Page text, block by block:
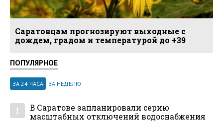
Саратовцам прогнозируют выходные с
дождем, градом и температурой до +39
ПОПУЛЯРНОЕ
ЗА 24 ЧАСА ЗА НЕДЕЛЮ
1
В Саратове запланировали серию
масштабных отключений водоснабжения